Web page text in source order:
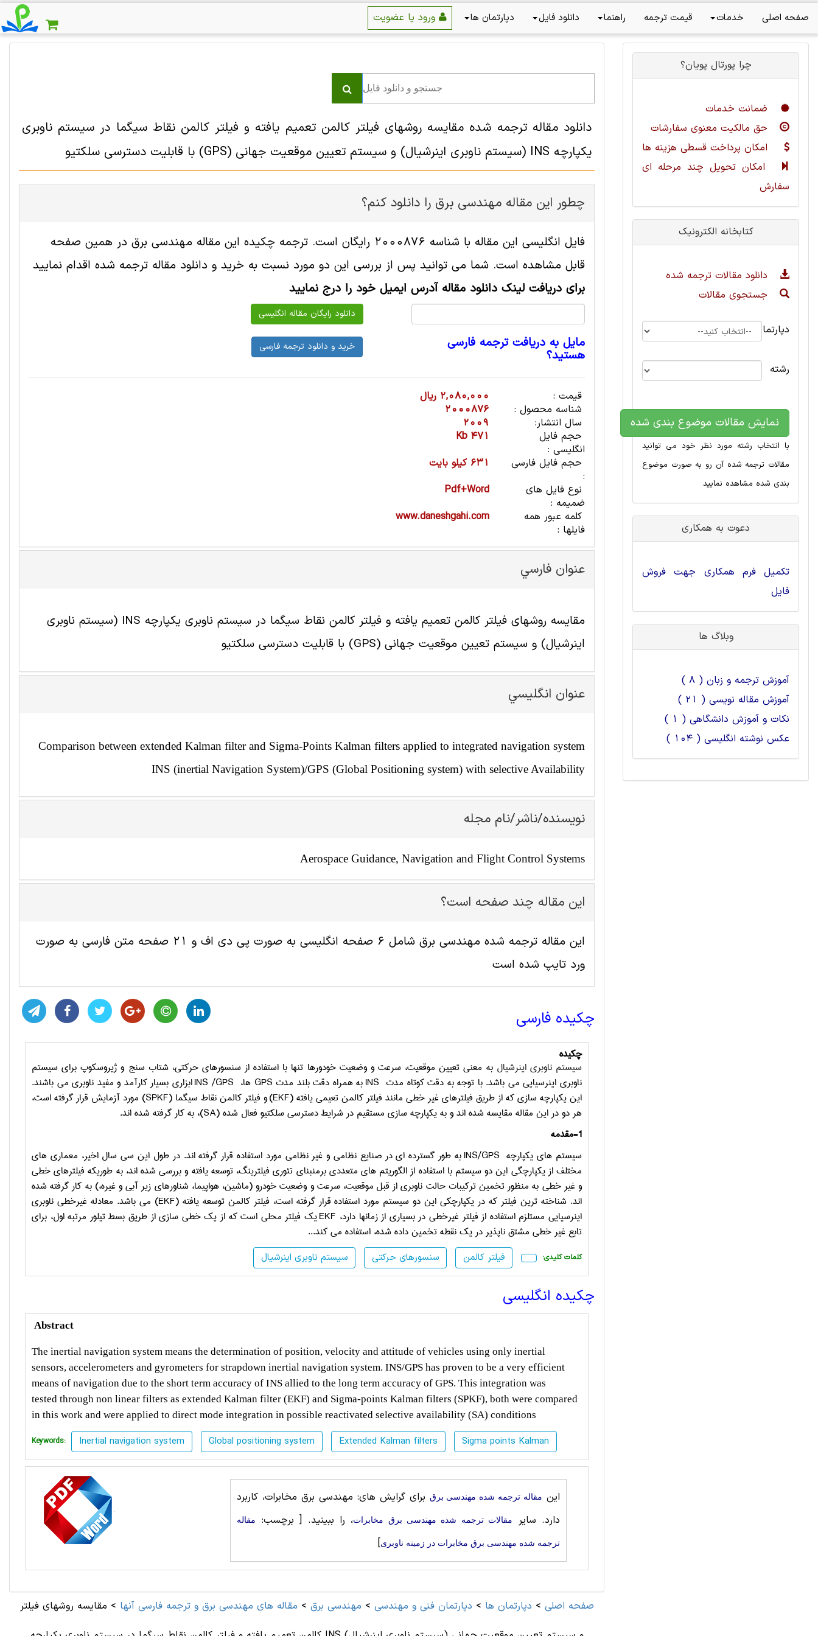
صفحه اصلی خدمات قیمت ترجمه راهنما دانلود فایل دپارتمان ها
دانلود مقاله ترجمه شده مقایسه روشهای فیلتر کالمن تعمیم یافته و فیلتر کالمن نقاط سیگما در سیستم ناوبری
یکپارچه INS (سیستم ناوبری اینرشیال) و سیستم تعیین موقعیت جهانی (GPS) با قابلیت دسترسی سلکتیو
چطور این مقاله مهندسی برق را دانلود کنم؟
فایل انگلیسی این مقاله با شناسه 2000876 رایگان است. ترجمه چکیده این مقاله مهندسی برق در همین صفحه
قابل مشاهده است. شما می توانید پس از بررسی این دو مورد نسبت به خرید و دانلود مقاله ترجمه شده اقدام نمایید
برای دریافت لینک دانلود مقاله آدرس ایمیل خود را درج نمایید
مایل به دریافت ترجمه فارسی
هستید؟
قیمت :
2,080,000 ریال
شناسه محصول :
2000876
سال انتشار:
2009
حجم فایل
انگلیسی :
471 Kb
حجم فایل فارسی
:
631 کیلو بایت
نوع فایل های
ضمیمه :
Pdf+Word
کلمه عبور همه
فایلها :
www.daneshgahi.com
عنوان فارسي
مقایسه روشهای فیلتر کالمن تعمیم یافته و فیلتر کالمن نقاط سیگما در سیستم ناوبری یکپارچه INS (سیستم ناوبری
اینرشیال) و سیستم تعیین موقعیت جهانی (GPS) با قابلیت دسترسی سلکتیو
عنوان انگليسي
Comparison between extended Kalman filter and Sigma-Points Kalman filters applied to integrated navigation system
INS (inertial Navigation System)/GPS (Global Positioning system) with selective Availability
نویسنده/ناشر/نام مجله
Aerospace Guidance, Navigation and Flight Control Systems
این مقاله چند صفحه است؟
این مقاله ترجمه شده مهندسی برق شامل 6 صفحه انگلیسی به صورت پی دی اف و 21 صفحه متن فارسی به صورت
ورد تایپ شده است
چکیده فارسی
چکیده
سیستم ناوبری اینرشیال به معنی تعیین موقعیت، سرعت و وضعیت خودورها تنها با استفاده از سنسورهای حرکتی، شتاب سنج و ژیروسکوپ برای سیستم
ناوبری اینرسیایی می باشد. با توجه به دقت کوتاه مدت INSبه همراه دقت بلند مدت GPS ها، INS /GPSابزاری بسیار کارآمد و مفید ناوبری می باشند.
این یکپارچه سازی که از طریق فیلترهای غیر خطی مانند فیلتر کالمن تعیمی یافته(EKF)و فیلتر کالمن نقاط سیگما (SPKF) مورد آزمایش قرار گرفته است،
هر دو در این مقاله مقایسه شده اند و به یکپارچه سازی مستقیم در شرایط دسترسی سلکتیو فعال شده(SA)، به کار گرفته شده اند.
1-مقدمه
سیستم های یکپارچه INS/GPSبه طور گسترده ای در صنایع نظامی و غیر نظامی مورد استفاده قرار گرفته اند. در طول این سی سال اخیر، معماری های
مختلف از یکپارچگی این دو سیستم با استفاده از الگوریتم های متعددی برمنبنای تئوری فیلترینگ، توسعه یافته و بررسی شده اند، به طوریکه فیلترهای خطی
و غیر خطی به منظور تخمین ترکیبات حالت ناوبری از قبل موقعیت، سرعت و وضعیت خودرو (ماشین، هواپیما، شناورهای زیر آبی و غیره،) به کار گرفته شده
اند. شناخته ترین فیلتر که در یکپارچکی این دو سیستم مورد استفاده قرار گرفته است، فیلتر کالمن توسعه یافته(EKF) می باشد. معادله غیرخطی ناوبری
اینرسیایی مستلزم استفاده از فیلتر غیرخطی در بسیاری از زمانها دارد، EKFیک فیلتر محلی است که از یک خطی سازی از طریق بسط تیلور مرتبه اول، برای
تابع غیر خطی مشتق ناپذیر در یک نقطه تخمین داده شده، استفاده می کند...
سیستم ناوبری اینرشیال سنسورهای حرکتی فیلتر کالمن :کلمات کلیدی
چکیده انگلیسی
Abstract
The inertial navigation system means the determination of position, velocity and attitude of vehicles using only inertial
sensors, accelerometers and gyrometers for strapdown inertial navigation system. INS/GPS has proven to be a very efficient
means of navigation due to the short term accuracy of INS allied to the long term accuracy of GPS. This integration was
tested through non linear filters as extended Kalman filter (EKF) and Sigma-points Kalman filters (SPKF), both were compared
in this work and were applied to direct mode integration in possible reactivated selective availability (SA) conditions
Keywords: Inertial navigation system Global positioning system Extended Kalman filters Sigma points Kalman
این مقاله ترجمه شده مهندسی برق برای گرایش های: مهندسی برق مخابرات، کاربرد
دارد. سایر
مقالات ترجمه شده مهندسی برق مخابرات، را ببینید. [ برچسب: مقاله
ترجمه شده مهندسی برق مخابرات در زمینه ناوبری]
صفحه اصلی > دپارتمان ها > دپارتمان فنی و مهندسی > مهندسی برق > مقاله های مهندسی برق و ترجمه فارسی آنها > مقایسه روشهای فیلتر
چرا پورتال پویان؟
ضمانت خدمات
حق مالکیت معنوی سفارشات
امکان پرداخت قسطی هزینه ها
امکان تحویل چند مرحله ای
سفارش
کتابخانه الکترونیک
دانلود مقالات ترجمه شده
جستجوی مقالات
دپارتمان
رشته
نمایش مقالات موضوع بندی شده
با انتخاب رشته مورد نظر خود می توانید
مقالات ترجمه شده آن رو به صورت موضوع
بندی شده مشاهده نمایید
دعوت به همکاری
تکمیل فرم همکاری جهت فروش
فایل
وبلاگ ها
آموزش ترجمه و زبان ( 8 )
آموزش مقاله نویسی ( 21 )
نکات و آموزش دانشگاهی ( 1 )
عکس نوشته انگلیسی ( 104 )